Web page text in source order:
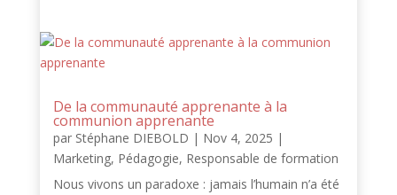
De la communauté apprenante à la
communion apprenante
par Stéphane DIEBOLD | Nov 4, 2025 |
Marketing, Pédagogie, Responsable de formation
Nous vivons un paradoxe : jamais l’humain n’a été